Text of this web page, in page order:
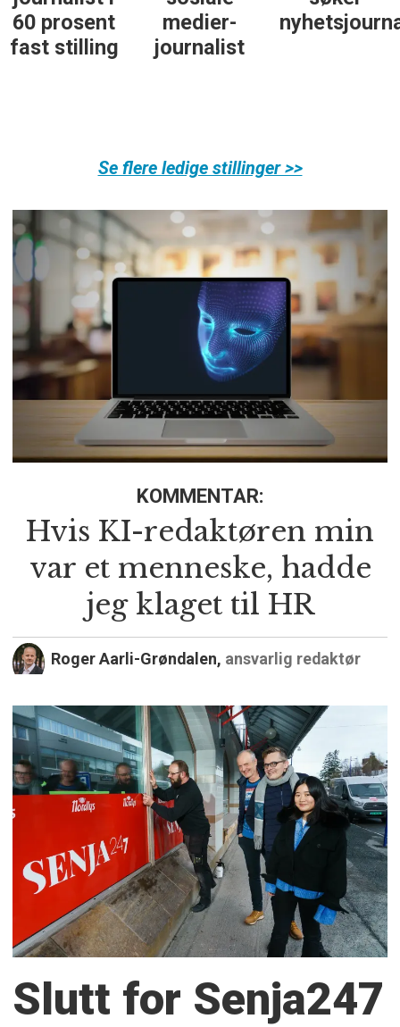
60 prosent
fast stilling
medier-
journalist
Se flere ledige stillinger >>
KOMMENTAR:
Hvis KI-redaktøren min
var et menneske, hadde
jeg klaget til HR
Roger Aarli-Grøndalen, ansvarlig redaktør
Slutt for Senja247